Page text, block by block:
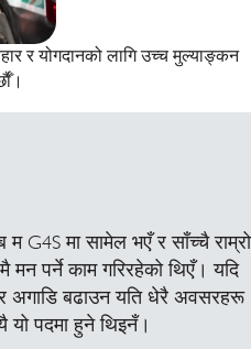
र योगदानको लागि उच्च मुल्याङ्कन
म G4S मा सामेल भएँ र साँच्चै राम्रो
पर्ने काम गरिरहेको थिएँ। यदि
अगाडि बढाउन यति धेरै अवसरहरू
यो पदमा हुने थिइनँ।